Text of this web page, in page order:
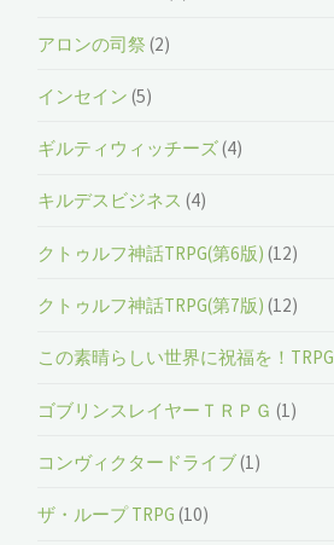
アロンの司祭 (2)
インセイン (5)
ギルティウィッチーズ(4)
キルデスビジネス (4)
クトゥルフ神話TRPG(第6版) (12)
クトゥルフ神話TRPG(第7版) (12)
この素晴らしい世界に祝福を！TRPG
ゴブリンスレイヤーＴＲＰＧ (1)
コンヴィクタードライブ(1)
ザ・ループ TRPG (10)